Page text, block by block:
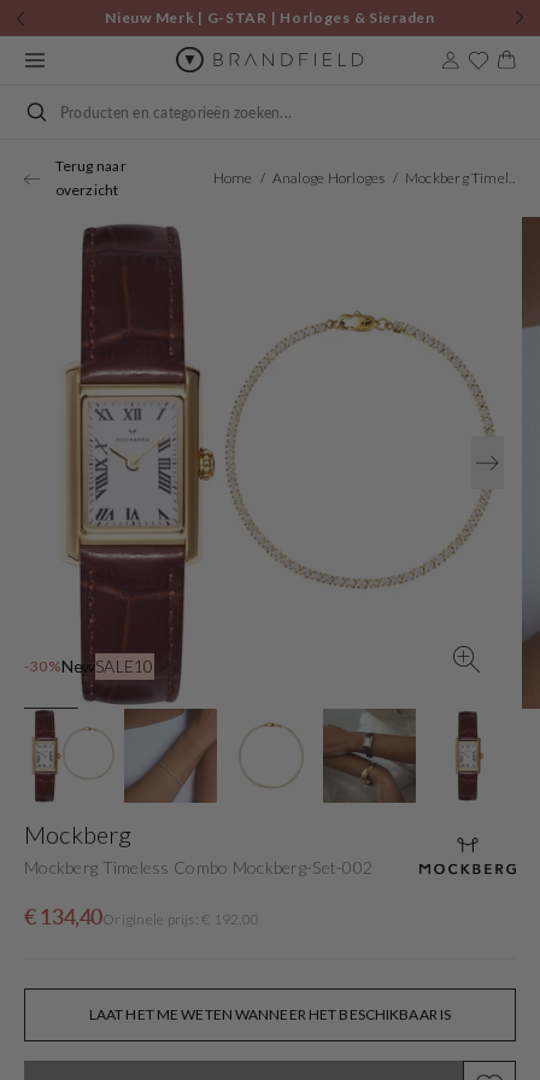
Skip to
content
Nieuw Merk | G-STAR | Horloges & Sieraden
Cart
Search
Terug naar
overzicht
Home Analoge Horloges Mockberg Timeless Combo Mockberg-Set-002
-30%NewSALE10
gallery
view
Mockberg
Mockberg Timeless Combo Mockberg-Set-002
Sale
€ 134,40
OrigineleOriginele prijs: € 192,00
LAAT HET ME WETEN WANNEER HET BESCHIKBAAR IS